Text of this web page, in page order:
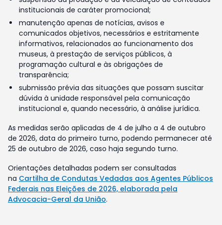
institucionais de caráter promocional;
manutenção apenas de notícias, avisos e
comunicados objetivos, necessários e estritamente
informativos, relacionados ao funcionamento dos
museus, à prestação de serviços públicos, à
programação cultural e às obrigações de
transparência;
submissão prévia das situações que possam suscitar
dúvida à unidade responsável pela comunicação
institucional e, quando necessário, à análise jurídica.
As medidas serão aplicadas de 4 de julho a 4 de outubro
de 2026, data do primeiro turno, podendo permanecer até
25 de outubro de 2026, caso haja segundo turno.
Orientações detalhadas podem ser consultadas
na Cartilha de Condutas Vedadas aos Agentes Públicos
Federais nas Eleições de 2026, elaborada pela
Advocacia-Geral da União.